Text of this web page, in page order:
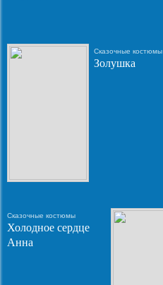
Сказочные костюмы
Золушка
Сказочные костюмы
Холодное сердце
Анна